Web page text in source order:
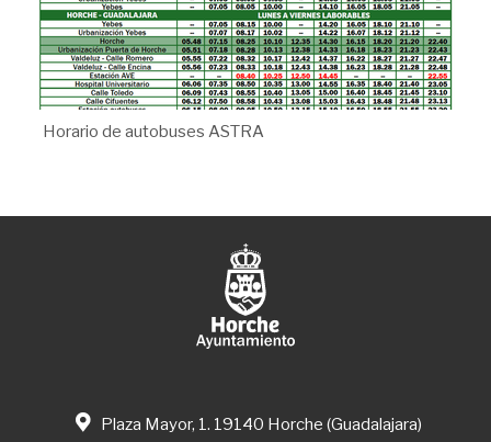
Horario de autobuses ASTRA
Plaza Mayor, 1. 19140 Horche (Guadalajara)